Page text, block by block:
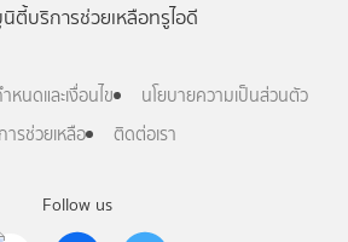
Follow us
ตี้บริการช่วยเหลือทรูไอดี
หนดและเงื่อนไข
นโยบายความเป็นส่วนตัว
ารช่วยเหลือ
ติดต่อเรา